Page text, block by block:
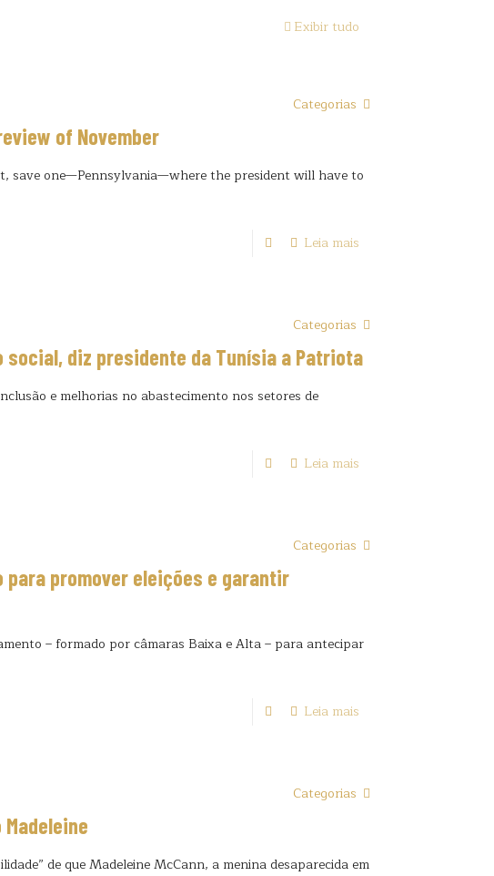
Exibir tudo
Categorias
of November
save one—Pennsylvania—where the president will have to
Leia mais
Categorias
social, diz presidente da Tunísia a Patriota
e melhorias no abastecimento nos setores de
Leia mais
Categorias
para promover eleições e garantir
– formado por câmaras Baixa e Alta – para antecipar
Leia mais
Categorias
de que Madeleine McCann, a menina desaparecida em